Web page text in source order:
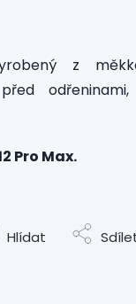
z
Pro Max.
Hlídat